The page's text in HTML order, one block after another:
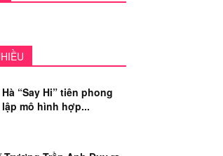
“Say Hi” tiên phong
mô hình hợp...